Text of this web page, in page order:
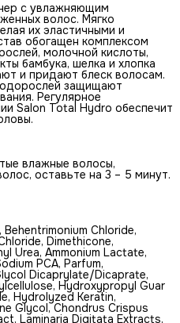
с увлажняющим
волос. Мягко
их эластичными и
обогащен комплексом
молочной кислоты,
бамбука, шелка и хлопка
и придают блеск волосам.
защищают
Регулярное
Salon Total Hydro обеспечит
влажные волосы,
оставьте на 3 – 5 минут.
Chloride,
Dimethicone,
Urea, Ammonium Lactate,
PCA, Parfum,
Dicaprylate/Dicaprate,
Hydroxypropyl Guar
Hydrolyzed Keratin,
Glycol, Chondrus Crispus
Laminaria Digitata Extracts,